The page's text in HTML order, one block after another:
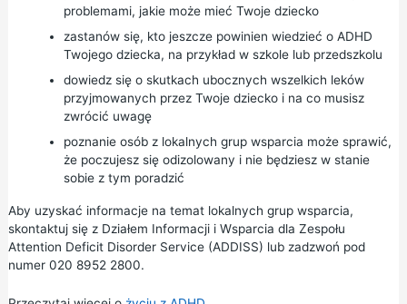
problemami, jakie może mieć Twoje dziecko
zastanów się, kto jeszcze powinien wiedzieć o ADHD
Twojego dziecka, na przykład w szkole lub przedszkolu
dowiedz się o skutkach ubocznych wszelkich leków
przyjmowanych przez Twoje dziecko i na co musisz
zwrócić uwagę
poznanie osób z lokalnych grup wsparcia może sprawić,
że poczujesz się odizolowany i nie będziesz w stanie
sobie z tym poradzić
Aby uzyskać informacje na temat lokalnych grup wsparcia,
skontaktuj się z Działem Informacji i Wsparcia dla Zespołu
Attention Deficit Disorder Service (ADDISS) lub zadzwoń pod
numer 020 8952 2800.